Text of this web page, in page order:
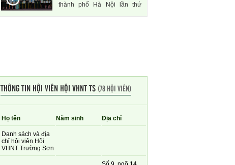
thành phố Hà Nội lần thứ
THÔNG TIN HỘI VIÊN HỘI VHNT TS(78 HỘI VIÊN)
Họ tên Năm sinh Địa chỉ
Danh sách và địa
chỉ hội viên Hội
VHNT Trường Sơn